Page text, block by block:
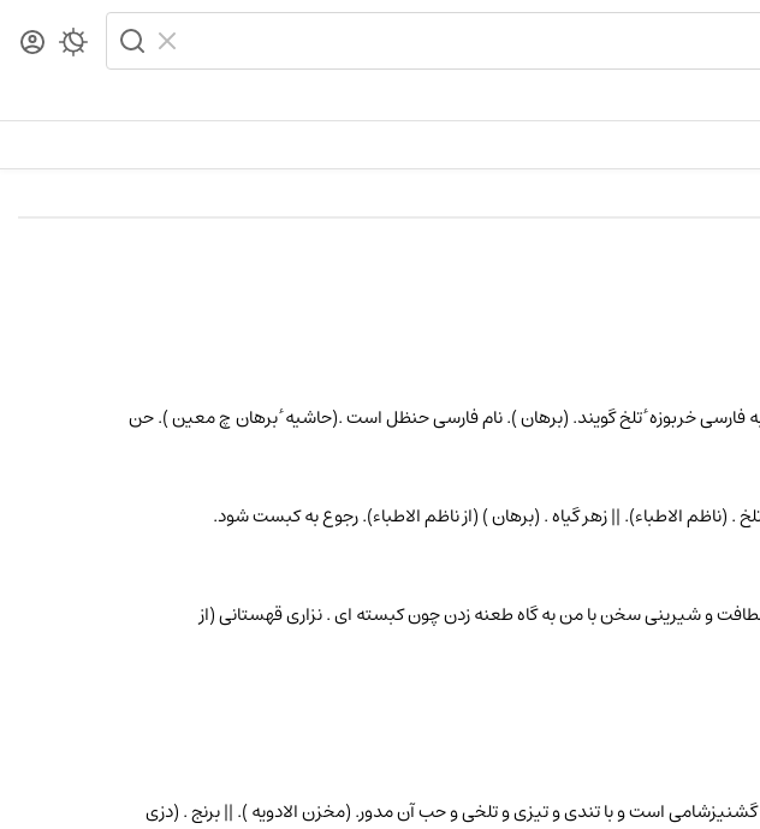
خربوزه ٔ تلخ گویند. (برهان ). نام فارسی حنظل است .(حاشیه ٔ برهان چ معین ). حن
الاطباء). || زهر گیاه . (برهان ) (از ناظم الاطباء). رجوع به کبست شود.
و شیرینی سخن با من به گاه طعنه زدن چون کبسته ای . نزاری قهستانی (از
است و با تندی و تیزی و تلخی و حب آن مدور. (مخزن الادویه ). || برنج . (دزی